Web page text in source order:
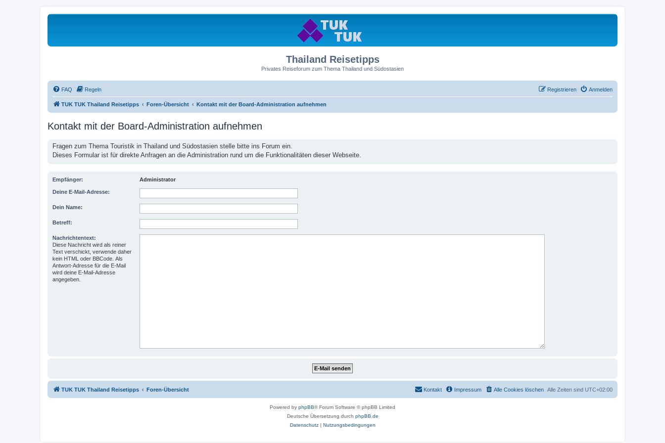
Thailand Reisetipps
Privates Reiseforum zum Thema Thailand und Südostasien
FAQ Regeln Anmelden
Registrieren
TUK TUK Thailand Reisetipps Foren-Übersicht Kontakt mit der Board-Administration aufnehmen
Kontakt mit der Board-Administration aufnehmen
Fragen zum Thema Touristik in Thailand und Südostasien stelle bitte ins Forum ein.
Dieses Formular ist für direkte Anfragen an die Administration rund um die Funktionalitäten dieser Webseite.
Empfänger: Administrator
Deine E-Mail-Adresse:
Dein Name:
Betreff:
Nachrichtentext:
Diese Nachricht wird als reiner
Text verschickt, verwende daher
kein HTML oder BBCode. Als
Antwort-Adresse für die E-Mail
wird deine E-Mail-Adresse
angegeben.
TUK TUK Thailand Reisetipps Foren-Übersicht Alle Zeiten sind UTC+02:00
Alle Cookies löschen
Impressum
Kontakt
Powered by phpBB® Forum Software © phpBB Limited
Deutsche Übersetzung durch phpBB.de
Datenschutz| Nutzungsbedingungen